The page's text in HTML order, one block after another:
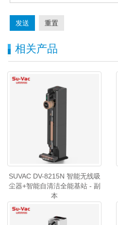
发送 重置
相关产品
SUVAC DV-8215N 智能无线吸
尘器+智能自清洁全能基站 - 副
本